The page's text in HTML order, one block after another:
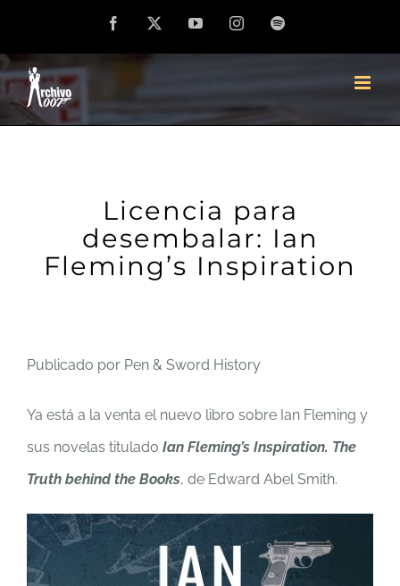
contenido
Facebook YouTubeInstagramSpotify
Licencia para
desembalar: Ian
Fleming’s Inspiration
Publicado por Pen & Sword History
Ya está a la venta el nuevo libro sobre Ian Fleming y
sus novelas titulado Ian Fleming’s Inspiration. The
Truth behind the Books, de Edward Abel Smith.